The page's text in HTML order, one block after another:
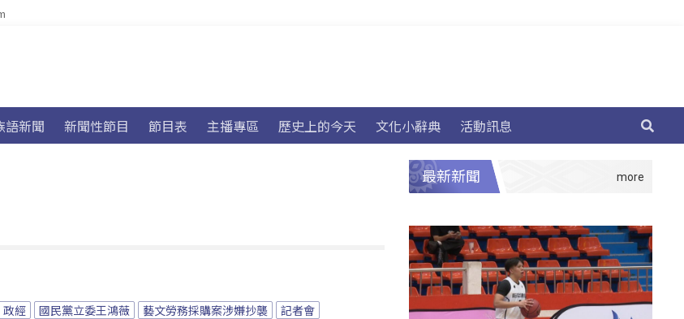
語新聞 新聞性節目 節目表 主播專區 歷史上的今天 文化小辭典 活動訊息
政經 國民黨立委王鴻薇 藝文勞務採購案涉嫌抄襲 記者會
最新新聞